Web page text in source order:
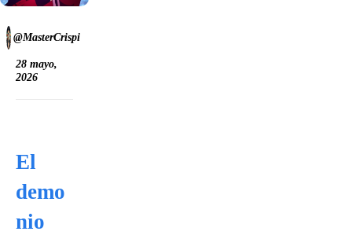
@MasterCrispi
28 mayo,
2026
El
demo
nio